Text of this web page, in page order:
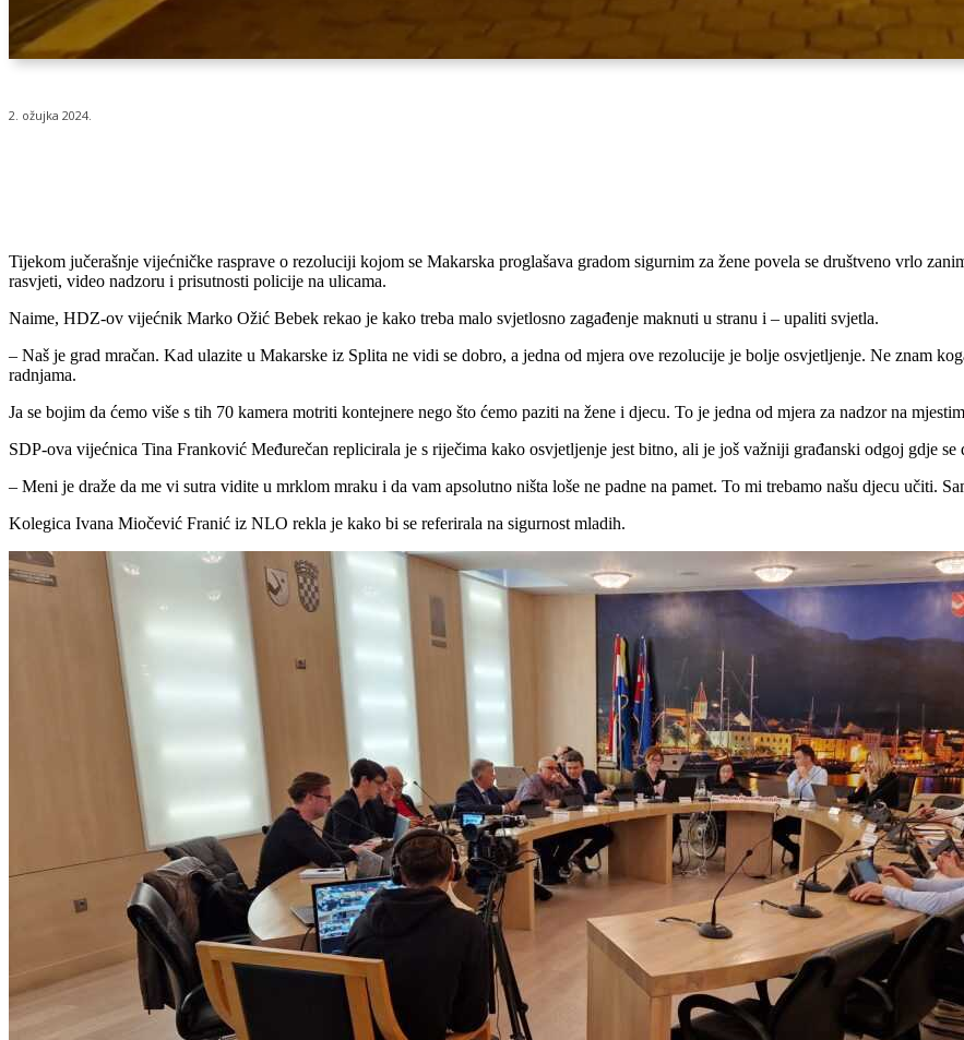
2. ožujka 2024.
Tijekom jučerašnje vijećničke rasprave o rezoluciji kojom se Makarska proglašava gradom sigurnim za žene povela se društveno vrlo
rasvjeti, video nadzoru i prisutnosti policije na ulicama.
Naime, HDZ-ov vijećnik Marko Ožić Bebek rekao je kako treba malo svjetlosno zagađenje maknuti u stranu i – upaliti svjetla.
– Naš je grad mračan. Kad ulazite u Makarske iz Splita ne vidi se dobro, a jedna od mjera ove rezolucije je bolje osvjetljenje. Ne znam
radnjama.
Ja se bojim da ćemo više s tih 70 kamera motriti kontejnere nego što ćemo paziti na žene i djecu. To je jedna od mjera za nadzor na
SDP-ova vijećnica Tina Franković Međurečan replicirala je s riječima kako osvjetljenje jest bitno, ali je još važniji građanski odgoj gdje
– Meni je draže da me vi sutra vidite u mrklom mraku i da vam apsolutno ništa loše ne padne na pamet. To mi trebamo našu djecu učiti.
Kolegica Ivana Miočević Franić iz NLO rekla je kako bi se referirala na sigurnost mladih.